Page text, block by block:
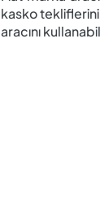
kasko
aracını